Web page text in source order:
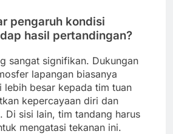
pengaruh kondisi
hasil pertandingan?
sangat signifikan. Dukungan
lapangan biasanya
lebih besar kepada tim tuan
kepercayaan diri dan
Di sisi lain, tim tandang harus
mengatasi tekanan ini.